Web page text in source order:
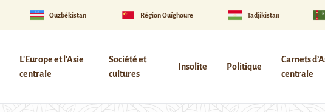
Ouzbékistan Région Ouïghoure Tadjikistan
L'Europe et l'Asie
centrale
Société et
cultures
Insolite Politique
Carnets
centrale